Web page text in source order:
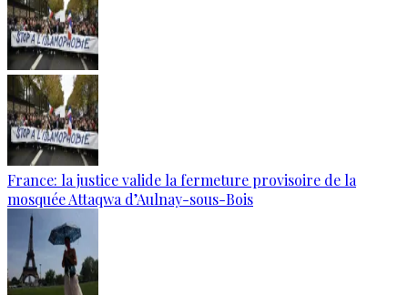
France: la justice valide la fermeture provisoire de la
mosquée Attaqwa d’Aulnay-sous-Bois